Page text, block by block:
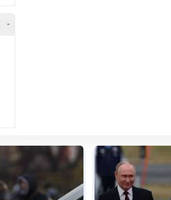
-